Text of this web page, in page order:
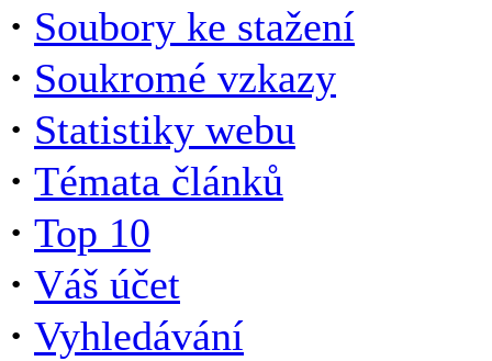
· Soubory ke stažení
· Soukromé vzkazy
· Statistiky webu
· Témata článků
· Top 10
· Váš účet
· Vyhledávání